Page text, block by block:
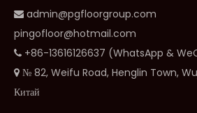
 admin@pgfloorgroup.com
pingofloor@hotmail.com
 +86-13616126637 (WhatsApp &
 № 82, Weifu Road, Henglin Town,
Китай